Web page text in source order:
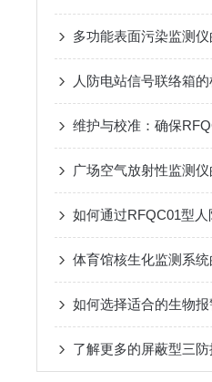
人防电站信号联络箱
体育馆核生化监测系